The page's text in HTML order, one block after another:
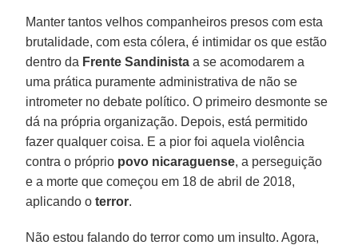
Manter tantos velhos companheiros presos com esta
brutalidade, com esta cólera, é intimidar os que estão
dentro da Frente Sandinista a se acomodarem a
uma prática puramente administrativa de não se
intrometer no debate político. O primeiro desmonte se
dá na própria organização. Depois, está permitido
fazer qualquer coisa. E a pior foi aquela violência
contra o próprio povo nicaraguense, a perseguição
e a morte que começou em 18 de abril de 2018,
aplicando oterror.
Não estou falando do terror como um insulto. Agora,